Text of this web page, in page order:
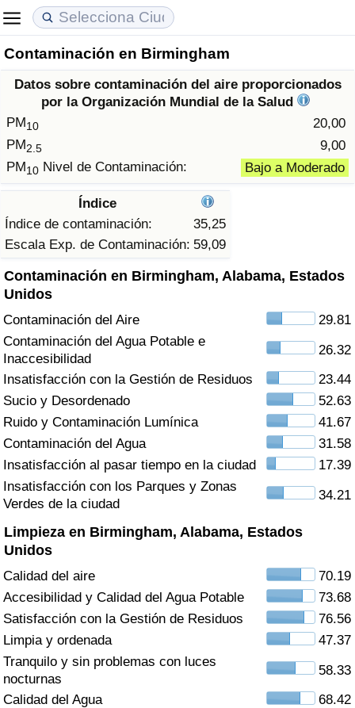
Contaminación en Birmingham
Datos sobre contaminación del aire proporcionados
por la Organización Mundial de la Salud
PM10
20,00
PM2.5
9,00
PM10 Nivel de Contaminación: Bajo a Moderado
Índice
Índice de contaminación:
35,25
Escala Exp. de Contaminación: 59,09
Contaminación en Birmingham, Alabama, Estados
Unidos
Contaminación del Aire
29.81
Contaminación del Agua Potable e
Inaccesibilidad
26.32
Insatisfacción con la Gestión de Residuos
23.44
Sucio y Desordenado
52.63
Ruido y Contaminación Lumínica
41.67
Contaminación del Agua
31.58
Insatisfacción al pasar tiempo en la ciudad
17.39
Insatisfacción con los Parques y Zonas
Verdes de la ciudad
34.21
Limpieza en Birmingham, Alabama, Estados
Unidos
Calidad del aire
70.19
Accesibilidad y Calidad del Agua Potable
73.68
Satisfacción con la Gestión de Residuos
76.56
Limpia y ordenada
47.37
Tranquilo y sin problemas con luces
nocturnas
58.33
Calidad del Agua
68.42
Coste de vida
Índice de Costo de Vida (Actual)
Índice de Costo de Vida
en aqaba
Precios de las propiedades
Índice de Precios de Inmuebles (Actual)
Índice de Precios de Inmuebles
Índice de Precios de Inmuebles por País
Calidad de Vida
Índice de Calidad de Vida
Índice de Calidad de Vida (Actual)
Delincuencia
Calificación del Índice de Criminalidad
(Actual)
Índice de Criminalidad
Índice de criminalidad por país
Sanidad
Índice de Sanidad (Actual)
Índice de Sanidad
Índice de Sanidad por País
Índice de Contaminación (Actual)
Índice de contaminación
Índice de Contaminación por País